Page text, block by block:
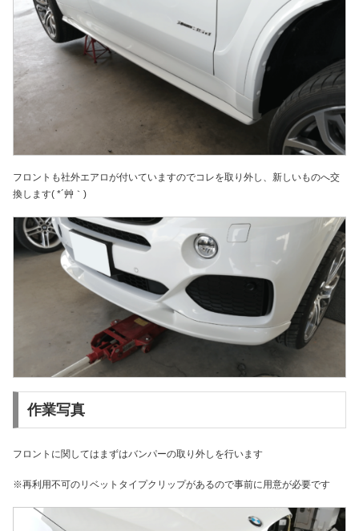
フロントも社外エアロが付いていますのでコレを取り外し、新しいものへ交
換します( *´艸｀)
作業写真
フロントに関してはまずはバンパーの取り外しを行います
※再利用不可のリベットタイプクリップがあるので事前に用意が必要です